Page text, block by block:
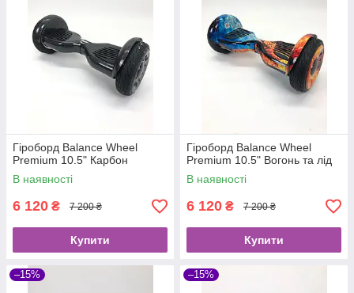
Гіроборд Balance Wheel
Premium 10.5" Карбон
В наявності
6 120 ₴ 7 200 ₴
Купити
Гіроборд Balance Wheel
Premium 10.5" Вогонь та лід
В наявності
6 120 ₴ 7 200 ₴
Купити
–15% –15%